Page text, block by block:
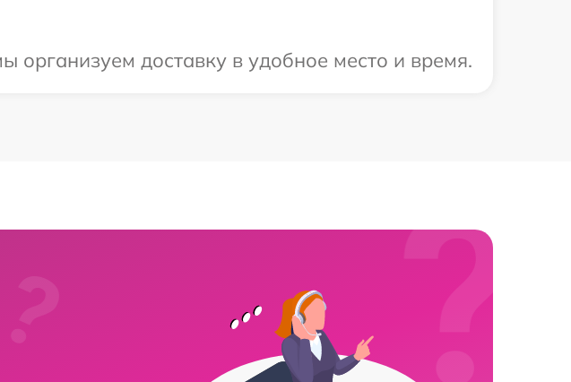
доставку в удобное место и время.